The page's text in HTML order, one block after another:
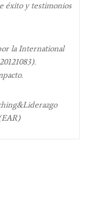
éxito y testimonios
la International